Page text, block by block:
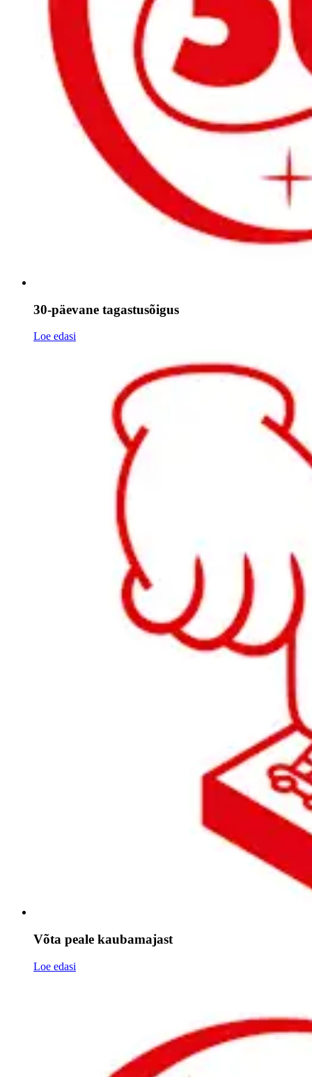
30-päevane tagastusõigus
Loe edasi
Võta peale kaubamajast
Loe edasi